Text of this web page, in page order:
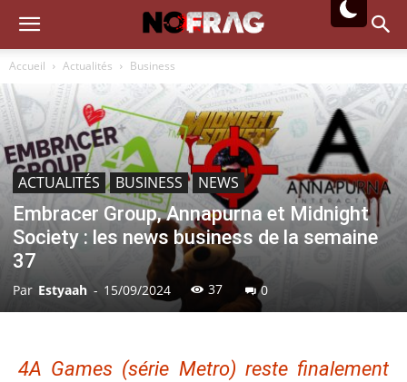
Accueil Actualités Business
ACTUALITÉS BUSINESS NEWS
Embracer Group, Annapurna et Midnight
Society : les news business de la semaine
37
Par Estyaah - 15/09/2024 37 0
4A Games (série Metro) reste finalement